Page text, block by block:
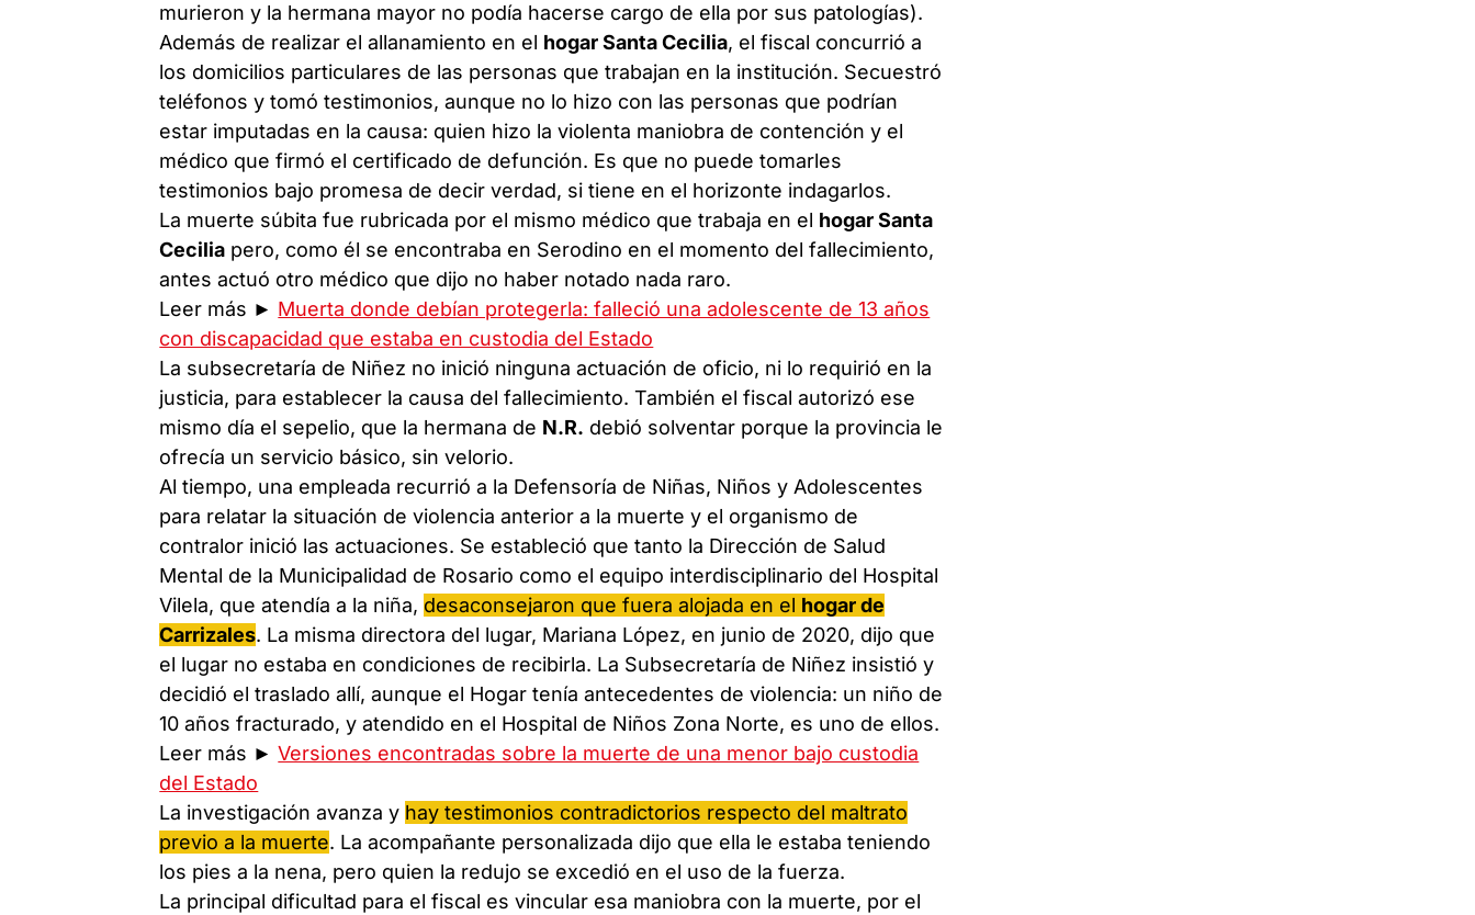
murieron y la hermana mayor no podía hacerse cargo de ella por sus patologías).
Además de realizar el allanamiento en el hogar Santa Cecilia, el fiscal concurrió a
los domicilios particulares de las personas que trabajan en la institución. Secuestró
teléfonos y tomó testimonios, aunque no lo hizo con las personas que podrían
estar imputadas en la causa: quien hizo la violenta maniobra de contención y el
médico que firmó el certificado de defunción. Es que no puede tomarles
testimonios bajo promesa de decir verdad, si tiene en el horizonte indagarlos.
La muerte súbita fue rubricada por el mismo médico que trabaja en el hogar Santa
Cecilia pero, como él se encontraba en Serodino en el momento del fallecimiento,
antes actuó otro médico que dijo no haber notado nada raro.
Leer más ► Muerta donde debían protegerla: falleció una adolescente de 13 años
con discapacidad que estaba en custodia del Estado
La subsecretaría de Niñez no inició ninguna actuación de oficio, ni lo requirió en la
justicia, para establecer la causa del fallecimiento. También el fiscal autorizó ese
mismo día el sepelio, que la hermana de N.R. debió solventar porque la provincia le
ofrecía un servicio básico, sin velorio.
Al tiempo, una empleada recurrió a la Defensoría de Niñas, Niños y Adolescentes
para relatar la situación de violencia anterior a la muerte y el organismo de
contralor inició las actuaciones. Se estableció que tanto la Dirección de Salud
Mental de la Municipalidad de Rosario como el equipo interdisciplinario del Hospital
Vilela, que atendía a la niña, desaconsejaron que fuera alojada en el hogar de
Carrizales. La misma directora del lugar, Mariana López, en junio de 2020, dijo que
el lugar no estaba en condiciones de recibirla. La Subsecretaría de Niñez insistió y
decidió el traslado allí, aunque el Hogar tenía antecedentes de violencia: un niño de
10 años fracturado, y atendido en el Hospital de Niños Zona Norte, es uno de ellos.
Leer más ►Versiones encontradas sobre la muerte de una menor bajo custodia
del Estado
La investigación avanza y hay testimonios contradictorios respecto del maltrato
previo a la muerte. La acompañante personalizada dijo que ella le estaba teniendo
los pies a la nena, pero quien la redujo se excedió en el uso de la fuerza.
La principal dificultad para el fiscal es vincular esa maniobra con la muerte, por el